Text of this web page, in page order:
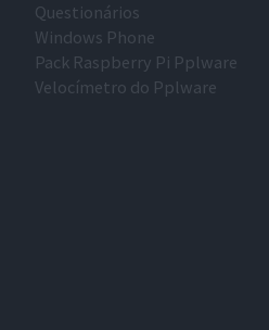
Questionários
Windows Phone
Pack Raspberry Pi Pplware
Velocímetro do Pplware